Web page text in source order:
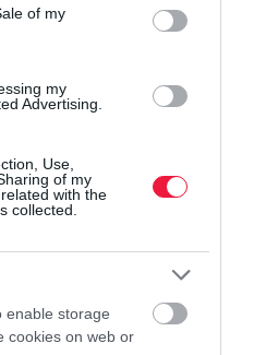
of my
my
Advertising.
Use,
of my
with the
collected.
enable storage
cookies on web or